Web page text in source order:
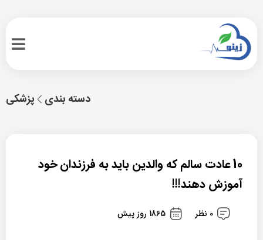
پزشکی دسته بندی
10 عادت سالم که والدین باید به فرزندان خود
آموزش دهند!!!
0 نظر 1865 روز پیش